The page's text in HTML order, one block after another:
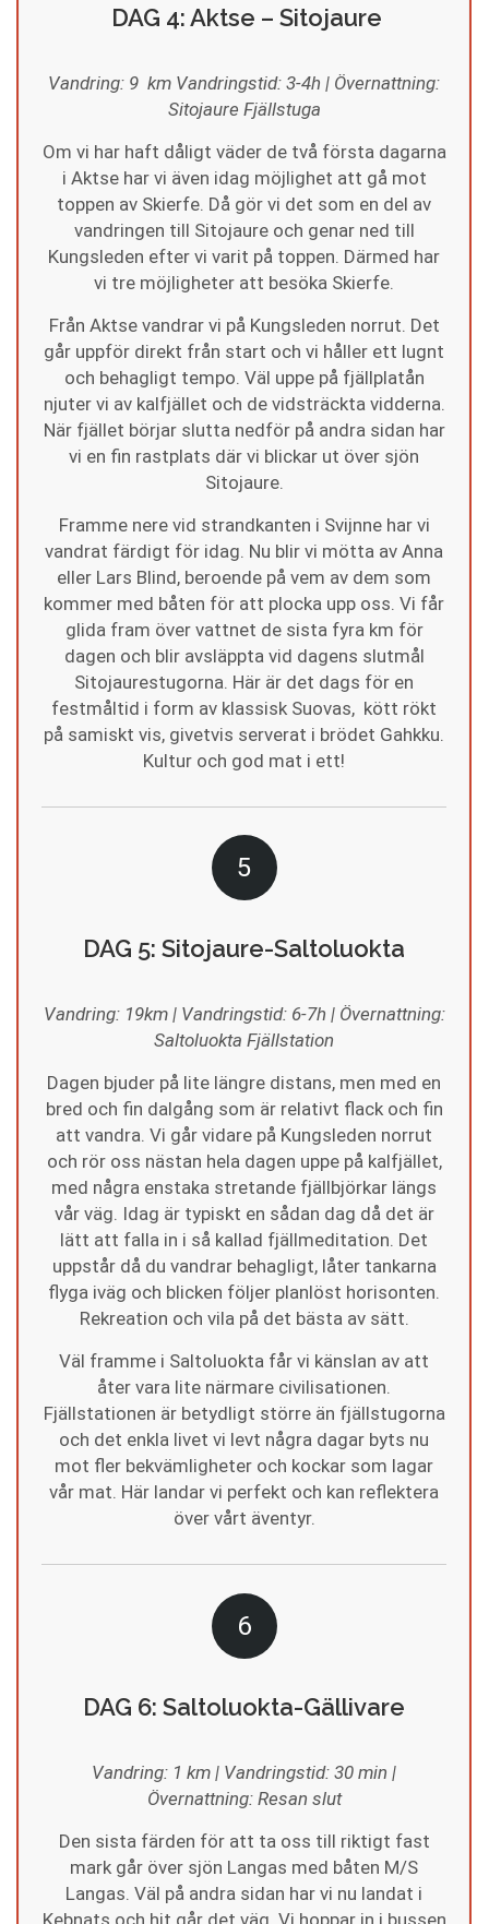
DAG 4: Aktse – Sitojaure
Vandring: 9 km Vandringstid: 3-4h | Övernattning:
Sitojaure Fjällstuga
Om vi har haft dåligt väder de två första dagarna
i Aktse har vi även idag möjlighet att gå mot
toppen av Skierfe. Då gör vi det som en del av
vandringen till Sitojaure och genar ned till
Kungsleden efter vi varit på toppen. Därmed har
vi tre möjligheter att besöka Skierfe.
Från Aktse vandrar vi på Kungsleden norrut. Det
går uppför direkt från start och vi håller ett lugnt
och behagligt tempo. Väl uppe på fjällplatån
njuter vi av kalfjället och de vidsträckta vidderna.
När fjället börjar slutta nedför på andra sidan har
vi en fin rastplats där vi blickar ut över sjön
Sitojaure.
Framme nere vid strandkanten i Svijnne har vi
vandrat färdigt för idag. Nu blir vi mötta av Anna
eller Lars Blind, beroende på vem av dem som
kommer med båten för att plocka upp oss. Vi får
glida fram över vattnet de sista fyra km för
dagen och blir avsläppta vid dagens slutmål
Sitojaurestugorna. Här är det dags för en
festmåltid i form av klassisk Suovas, kött rökt
på samiskt vis, givetvis serverat i brödet Gahkku.
Kultur och god mat i ett!
5
DAG 5: Sitojaure-Saltoluokta
Vandring: 19km | Vandringstid: 6-7h | Övernattning:
Saltoluokta Fjällstation
Dagen bjuder på lite längre distans, men med en
bred och fin dalgång som är relativt flack och fin
att vandra. Vi går vidare på Kungsleden norrut
och rör oss nästan hela dagen uppe på kalfjället,
med några enstaka stretande fjällbjörkar längs
vår väg. Idag är typiskt en sådan dag då det är
lätt att falla in i så kallad fjällmeditation. Det
uppstår då du vandrar behagligt, låter tankarna
flyga iväg och blicken följer planlöst horisonten.
Rekreation och vila på det bästa av sätt.
Väl framme i Saltoluokta får vi känslan av att
åter vara lite närmare civilisationen.
Fjällstationen är betydligt större än fjällstugorna
och det enkla livet vi levt några dagar byts nu
mot fler bekvämligheter och kockar som lagar
vår mat. Här landar vi perfekt och kan reflektera
över vårt äventyr.
6
DAG 6: Saltoluokta-Gällivare
Vandring: 1 km | Vandringstid: 30 min |
Övernattning: Resan slut
Den sista färden för att ta oss till riktigt fast
mark går över sjön Langas med båten M/S
Langas. Väl på andra sidan har vi nu landat i
Kebnats och hit går det väg. Vi hoppar in i bussen